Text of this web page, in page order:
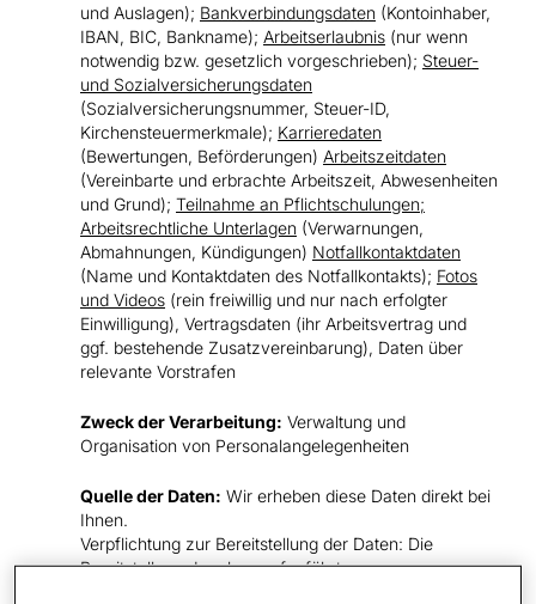
und Auslagen); Bankverbindungsdaten (Kontoinhaber,
IBAN, BIC, Bankname); Arbeitserlaubnis (nur wenn
notwendig bzw. gesetzlich vorgeschrieben); Steuer-
und Sozialversicherungsdaten
(Sozialversicherungsnummer, Steuer-ID,
Kirchensteuermerkmale); Karrieredaten
(Bewertungen, Beförderungen) Arbeitszeitdaten
(Vereinbarte und erbrachte Arbeitszeit, Abwesenheiten
und Grund); Teilnahme an Pflichtschulungen;
Arbeitsrechtliche Unterlagen (Verwarnungen,
Abmahnungen, Kündigungen) Notfallkontaktdaten
(Name und Kontaktdaten des Notfallkontakts); Fotos
und Videos (rein freiwillig und nur nach erfolgter
Einwilligung), Vertragsdaten (ihr Arbeitsvertrag und
ggf. bestehende Zusatzvereinbarung), Daten über
relevante Vorstrafen
Zweck der Verarbeitung: Verwaltung und
Organisation von Personalangelegenheiten
Quelle der Daten: Wir erheben diese Daten direkt bei
Ihnen.
Verpflichtung zur Bereitstellung der Daten: Die
Bereitstellung der oben aufgeführten